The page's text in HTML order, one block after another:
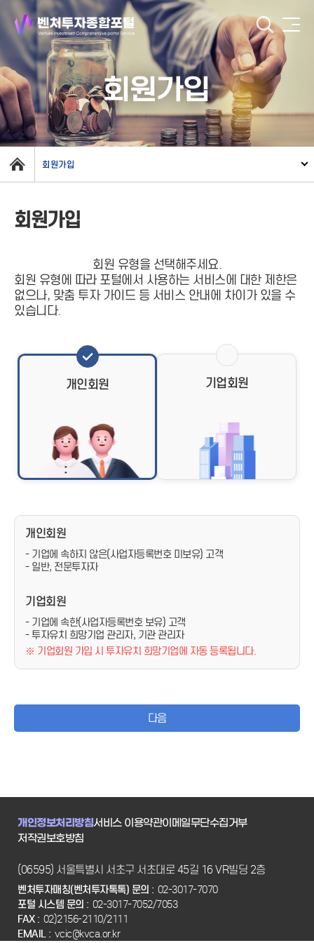
회원가입
회원가입
회원가입
회원 유형을 선택해주세요.
회원 유형에 따라 포털에서 사용하는 서비스에 대한 제한은
없으나, 맞춤 투자 가이드 등 서비스 안내에 차이가 있을 수
있습니다.
개인회원 기업회원
개인회원
- 기업에 속하지 않은(사업자등록번호 미보유) 고객
- 일반, 전문투자자
기업회원
- 기업에 속한(사업자등록번호 보유) 고객
- 투자유치 희망기업 관리자, 기관 관리자
※ 기업회원 가입 시 투자유치 희망기업에 자동 등록됩니다.
다음
개인정보처리방침서비스 이용약관이메일무단수집거부
저작권보호방침
(06595) 서울특별시 서초구 서초대로 45길 16 VR빌딩 2층
벤처투자매칭(벤처투자톡톡) 문의 : 02-3017-7070
포털 시스템 문의 : 02-3017-7052/7053
FAX : 02)2156-2110/2111
EMAIL : vcic@kvca.or.kr